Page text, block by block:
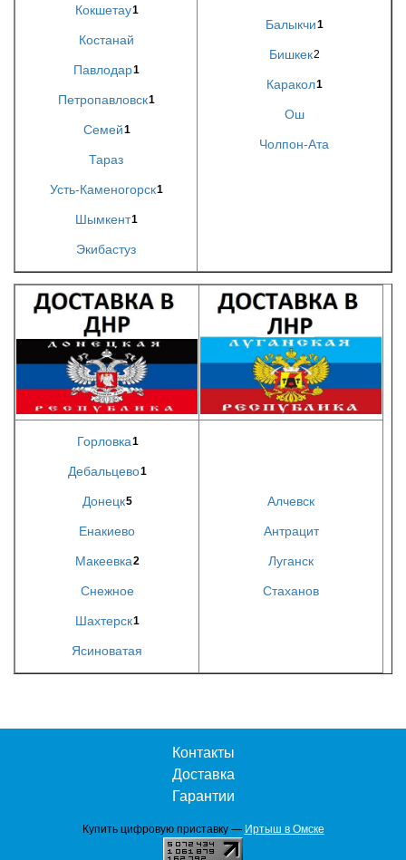
Кокшетау1
Костанай
Павлодар1
Петропавловск1
Семей1
Тараз
Усть-Каменогорск1
Шымкент1
Экибастуз
Балыкчи1
Бишкек2
Каракол1
Ош
Чолпон-Ата
Горловка1
Дебальцево1
Донецк5
Енакиево
Макеевка2
Снежное
Шахтерск1
Ясиноватая
Алчевск
Антрацит
Луганск
Стаханов
Контакты
Доставка
Гарантии
Купить цифровую приставку — Иртыш в Омске